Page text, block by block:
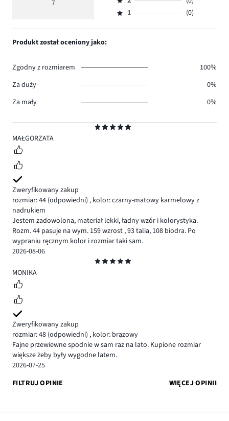
5
MAŁGORZATA
Zweryfikowany zakup
rozmiar: 44 (odpowiedni) , kolor: czarny-matowy karmelowy z
nadrukiem
Jestem zadowolona, materiał lekki, ładny wzór i kolorystyka.
Rozm. 44 pasuje na wym. 159 wzrost , 93 talia, 108 biodra. Po
wypraniu ręcznym kolor i rozmiar taki sam.
2026-08-06
5
MONIKA
Zweryfikowany zakup
rozmiar: 48 (odpowiedni) , kolor: brązowy
Fajne przewiewne spodnie w sam raz na lato. Kupione rozmiar
większe żeby były wygodne latem.
2026-07-25
FILTRUJ OPINIE
WIĘCEJ OPINII
7
5.
głosów
3,
ilość
Ocena
2,
Ocena
1,
1 (0)
Produkt został oceniony jako:
Zgodny z rozmiarem
100%
Za duży
0%
Za mały
0%